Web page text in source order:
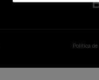
Política de